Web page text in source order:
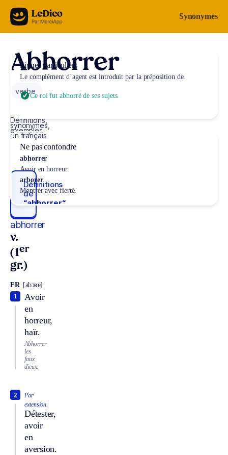
Aller au contenu Synonymes
Abhorrer
verbe
Définitions,
synonymes,
exemples
en français
Définitions
de
“abhorrer“
abhorrer
v.
(1er
gr.)
FR [abɔʀe]
Avoir
en
horreur,
haïr.
1
Abhorrer
les
faux
dieux.
Par
extension.
Détester,
avoir
en
aversion.
2
Signes particuliers
Le complément d’agent est introduit par la préposition de.
Ce roi fut abhorré de ses sujets.
Ne pas confondre
abhorrer
Avoir en horreur.
arborer
Montrer avec fierté.